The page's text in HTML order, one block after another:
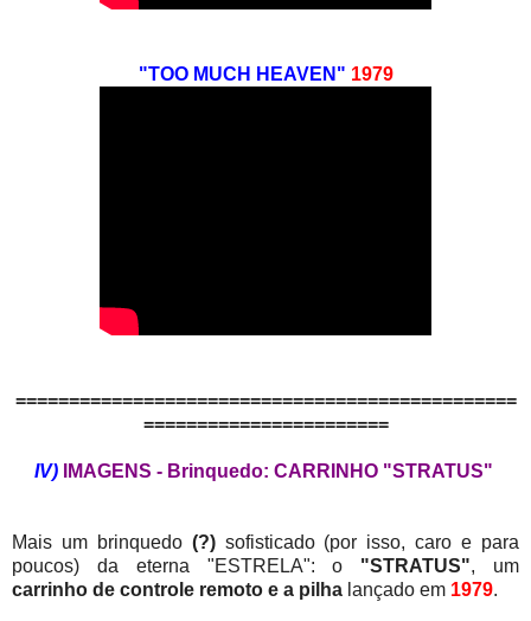
"TOO MUCH HEAVEN" 1979
===============================================
=======================
IV) IMAGENS - Brinquedo: CARRINHO "STRATUS"
Mais um brinquedo (?)sofisticado (por isso, caro e para
poucos) da eterna "ESTRELA": o "STRATUS", um
carrinho de controle remoto e a pilha lançado em 1979.